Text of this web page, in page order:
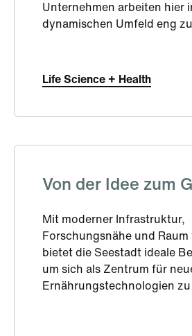
Unternehmen arbeiten hier
dynamischen Umfeld eng
Life Science + Health
Von der Idee zum
Mit moderner Infrastruktur,
Forschungsnähe und
bietet die Seestadt ideale
um sich als Zentrum für
Ernährungstechnologien